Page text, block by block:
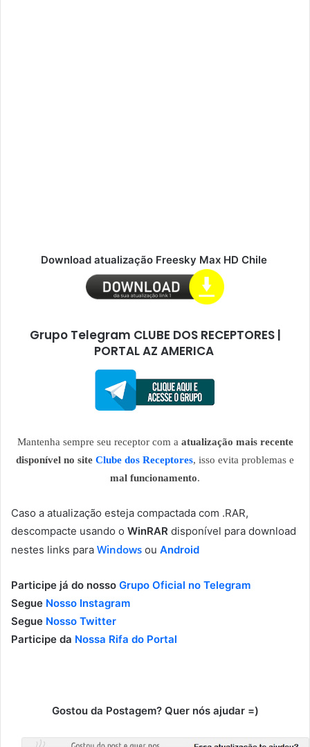
Download atualização Freesky Max HD Chile
Grupo Telegram CLUBE DOS RECEPTORES |
PORTAL AZ AMERICA
Mantenha sempre seu receptor com a atualização mais recente
disponível no site Clube dos Receptores, isso evita problemas e
mal funcionamento.
Caso a atualização esteja compactada com .RAR,
descompacte usando o WinRAR disponível para download
nestes links para Windows ou Android
Participe já do nosso Grupo Oficial no Telegram
Segue Nosso Instagram
Segue Nosso Twitter
Participe da Nossa Rifa do Portal
Gostou da Postagem? Quer nós ajudar =)